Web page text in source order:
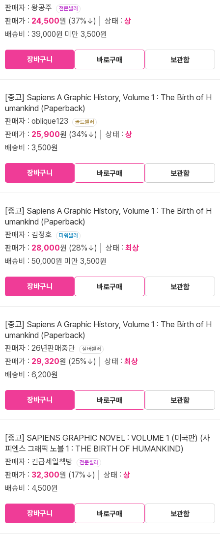
판매자 : 왕공주 전문셀러
판매가 : 24,500원 (37%↓) │ 상태 : 상
배송비 : 39,000원 미만 3,500원
장바구니 바로구매 보관함
[중고] Sapiens A Graphic History, Volume 1 : The Birth of H
umankind (Paperback)
판매자 : oblique123 골드셀러
판매가 : 25,900원 (34%↓) │ 상태 : 상
배송비 : 3,500원
장바구니 바로구매 보관함
[중고] Sapiens A Graphic History, Volume 1 : The Birth of H
umankind (Paperback)
판매자 : 김정호 파워셀러
판매가 : 28,000원 (28%↓) │ 상태 : 최상
배송비 : 50,000원 미만 3,500원
장바구니 바로구매 보관함
[중고] Sapiens A Graphic History, Volume 1 : The Birth of H
umankind (Paperback)
판매자 : 26년판매중단 실버셀러
판매가 : 29,320원 (25%↓) │ 상태 : 최상
배송비 : 6,200원
장바구니 바로구매 보관함
[중고] SAPIENS GRAPHIC NOVEL : VOLUME 1 (미국판) (사
피엔스 그래픽 노블 1 : THE BIRTH OF HUMANKIND)
판매자 : 긴급세일책방 전문셀러
판매가 : 32,300원 (17%↓) │ 상태 : 상
배송비 : 4,500원
장바구니 바로구매 보관함